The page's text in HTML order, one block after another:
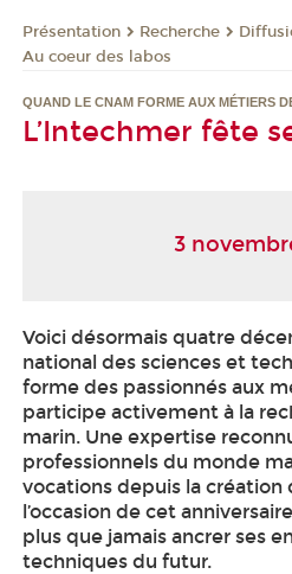
Présentation Recherche
Au coeur des labos
QUAND LE CNAM FORME AUX MÉTIERS
L’Intechmer fête
3
Voici désormais quatre
national des sciences et
forme des passionnés aux
participe activement à la
marin. Une expertise
professionnels du monde
vocations depuis la création
l’occasion de cet
plus que jamais ancrer ses
techniques du futur.